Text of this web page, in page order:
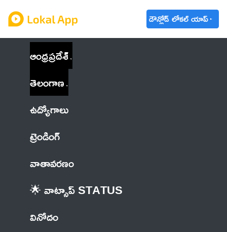
డౌన్లోడ్ లోకల్ యాప్
ఆంధ్రప్రదేశ్
తెలంగాణ
ఉద్యోగాలు
ట్రెండింగ్
వాతావరణం
🌟 వాట్సాప్ STATUS
వినోదం